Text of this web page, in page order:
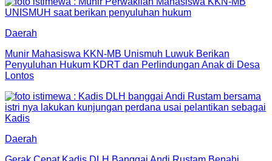
Daerah
Munir Mahasiswa KKN-MB Unismuh Luwuk Berikan
Penyuluhan Hukum KDRT dan Perlindungan Anak di Desa
Lontos
Daerah